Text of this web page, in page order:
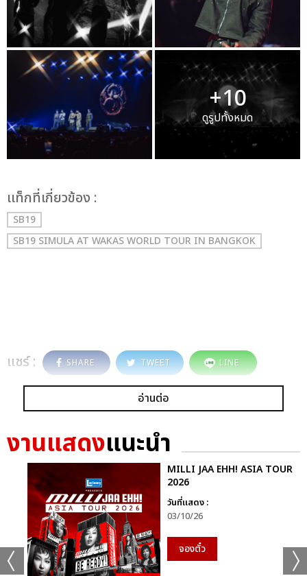
+10
ดูรูปทั้งหมด
เเท็กที่เกี่ยวข้อง :
SB19
SB19 SIMULA AT WAKAS WORLD TOUR IN BANGKOK
แชร์ : SHARE TWEET LINE
อ่านต่อ
งานแสดงแนะนำ
MILLI JAA EHH! ASIA TOUR
2026
วันที่แสดง :
03/10/26
จองตั๋ว